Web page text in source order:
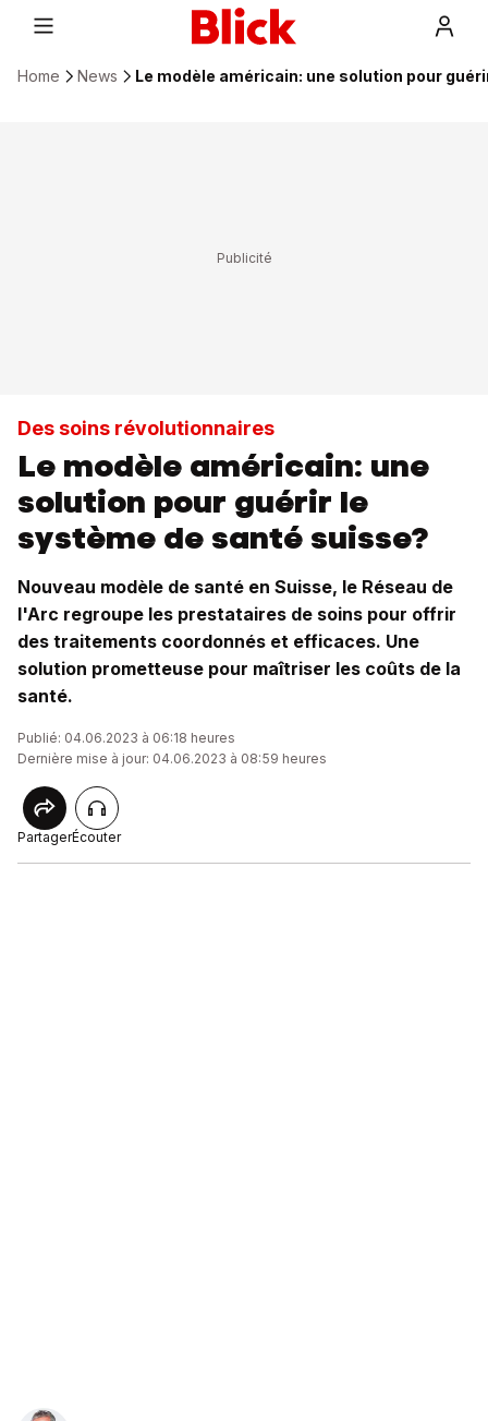
Home News Le modèle américain: une solution pour
Des soins révolutionnaires
Le modèle américain: une
solution pour guérir le
système de santé suisse?
Nouveau modèle de santé en Suisse, le Réseau de
l'Arc regroupe les prestataires de soins pour offrir
des traitements coordonnés et efficaces. Une
solution prometteuse pour maîtriser les coûts de la
santé.
Publié: 04.06.2023 à 06:18 heures
Dernière mise à jour: 04.06.2023 à 08:59 heures
PartagerÉcouter